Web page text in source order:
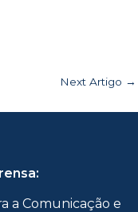
Next Artigo →
a Comunicação e